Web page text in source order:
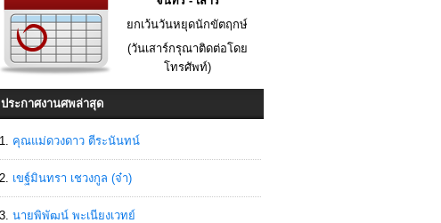
ยกเว้นวันหยุดนักขัตฤกษ์
(วันเสาร์กรุณาติดต่อโดย
โทรศัพท์)
ประกาศงานศพล่าสุด
คุณแม่ดวงดาว ตีระนันทน์
เขฐ์มินทรา เชวงกูล (จ๋า)
นายพิพัฒน์ พะเนียงเวทย์